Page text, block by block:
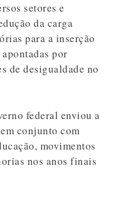
setores e
da carga
para a inserção
por
de desigualdade no
federal enviou a
conjunto com
movimentos
nos anos finais